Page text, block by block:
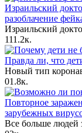
Израильский
разоблачение
Израильский
111.2к.
Правда ли, что
Новый тип
01.8к.
Повторное
зарубежных
Все больше людей